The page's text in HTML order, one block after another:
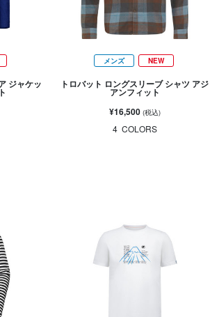
ジャケッ
メンズ NEW
トロバット ロングスリーブ シャツ アジ
アンフィット
¥16,500 (税込)
4 COLORS